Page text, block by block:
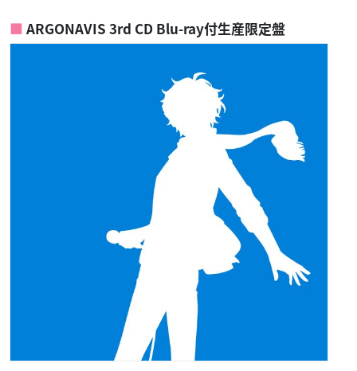
ARGONAVIS 3rd CD Blu-ray付生産限定盤